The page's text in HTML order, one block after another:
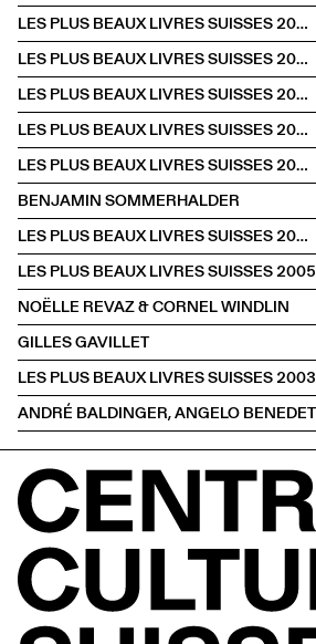
LES PLUS BEAUX LIVRES SUISSES 2011 À LA LIBRAIRIE
LES PLUS BEAUX LIVRES SUISSES 2010 À LA LIBRAIRIE
LES PLUS BEAUX LIVRES SUISSES 2009
LES PLUS BEAUX LIVRES SUISSES 2008
LES PLUS BEAUX LIVRES SUISSES 2007
BENJAMIN SOMMERHALDER
LES PLUS BEAUX LIVRES SUISSES 2006
LES PLUS BEAUX LIVRES SUISSES 2005
NOËLLE REVAZ & CORNEL WINDLIN
GILLES GAVILLET
LES PLUS BEAUX LIVRES SUISSES 2003